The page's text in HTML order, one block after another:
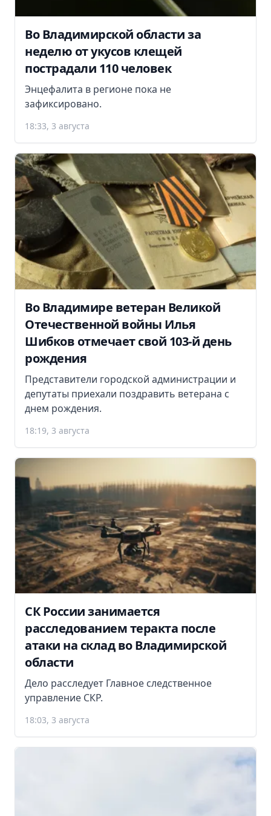
Во Владимирской области за
неделю от укусов клещей
пострадали 110 человек
Энцефалита в регионе пока не
зафиксировано.
18:33, 3 августа
Во Владимире ветеран Великой
Отечественной войны Илья
Шибков отмечает свой 103-й день
рождения
Представители городской администрации и
депутаты приехали поздравить ветерана с
днем рождения.
18:19, 3 августа
СК России занимается
расследованием теракта после
атаки на склад во Владимирской
области
Дело расследует Главное следственное
управление СКР.
18:03, 3 августа